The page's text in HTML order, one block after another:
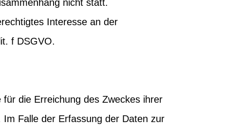
nicht statt.
Interesse an der
f DSGVO.
die Erreichung des Zweckes ihrer
Falle der Erfassung der Daten zur